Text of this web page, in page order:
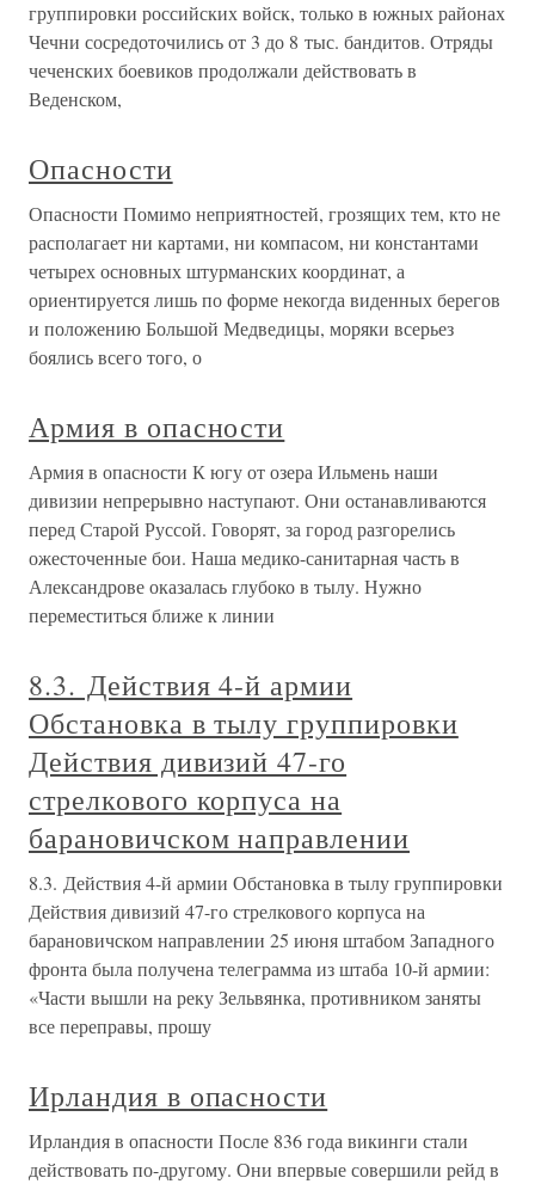
группировки российских войск, только в южных районах
Чечни сосредоточились от 3 до 8 тыс. бандитов. Отряды
чеченских боевиков продолжали действовать в
Веденском,
Опасности
Опасности Помимо неприятностей, грозящих тем, кто не
располагает ни картами, ни компасом, ни константами
четырех основных штурманских координат, а
ориентируется лишь по форме некогда виденных берегов
и положению Большой Медведицы, моряки всерьез
боялись всего того, о
Армия в опасности
Армия в опасности К югу от озера Ильмень наши
дивизии непрерывно наступают. Они останавливаются
перед Старой Руссой. Говорят, за город разгорелись
ожесточенные бои. Наша медико-санитарная часть в
Александрове оказалась глубоко в тылу. Нужно
переместиться ближе к линии
8.3. Действия 4-й армии
Обстановка в тылу группировки
Действия дивизий 47-го
стрелкового корпуса на
барановичском направлении
8.3. Действия 4-й армии Обстановка в тылу группировки
Действия дивизий 47-го стрелкового корпуса на
барановичском направлении 25 июня штабом Западного
фронта была получена телеграмма из штаба 10-й армии:
«Части вышли на реку Зельвянка, противником заняты
все переправы, прошу
Ирландия в опасности
Ирландия в опасности После 836 года викинги стали
действовать по-другому. Они впервые совершили рейд в